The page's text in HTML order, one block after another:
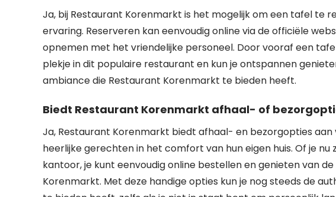
Ja, bij Restaurant Korenmarkt is het mogelijk om een tafel te
ervaring. Reserveren kan eenvoudig online via de officiële
opnemen met het vriendelijke personeel. Door vooraf een
plekje in dit populaire restaurant en kun je ontspannen
ambiance die Restaurant Korenmarkt te bieden heeft.
Biedt Restaurant Korenmarkt afhaal- of
Ja, Restaurant Korenmarkt biedt afhaal- en bezorgopties
heerlijke gerechten in het comfort van hun eigen huis. Of je
kantoor, je kunt eenvoudig online bestellen en genieten van
Korenmarkt. Met deze handige opties kun je nog steeds de